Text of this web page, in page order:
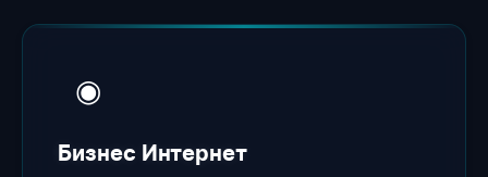
◉
Бизнес Интернет